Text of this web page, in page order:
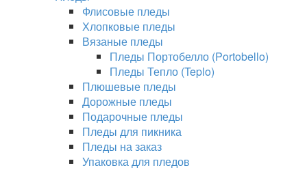
Флисовые пледы
Хлопковые пледы
Вязаные пледы
Пледы Портобелло (Portobello)
Пледы Тепло (Teplo)
Плюшевые пледы
Дорожные пледы
Подарочные пледы
Пледы для пикника
Пледы на заказ
Упаковка для пледов